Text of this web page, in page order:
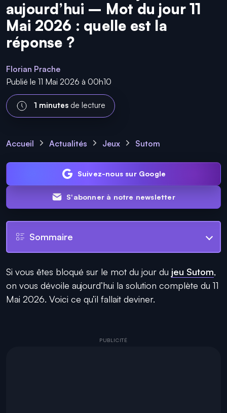
aujourd’hui – Mot du jour 11
Mai 2026 : quelle est la
réponse ?
Florian Prache
Publié le 11 Mai 2026 à 00h10
1 minutes de lecture
Accueil Actualités Jeux Sutom
Suivez-nous sur Google
S'abonner à notre newsletter
Sommaire
Si vous êtes bloqué sur le mot du jour du jeu Sutom,
on vous dévoile aujourd’hui la solution complète du 11
Mai 2026. Voici ce qu’il fallait deviner.